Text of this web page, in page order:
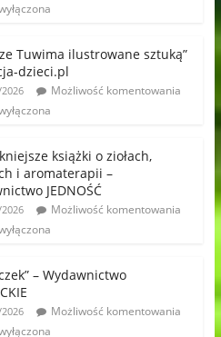
Tuwima ilustrowane sztuką”
dzieci.pl
Możliwość komentowania
książki o ziołach,
i aromaterapii –
JEDNOŚĆ
Możliwość komentowania
– Wydawnictwo
Możliwość komentowania